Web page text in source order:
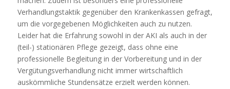
Verhandlungstaktik gegenüber den Krankenkassen gefragt,
um die vorgegebenen Möglichkeiten auch zu nutzen.
Leider hat die Erfahrung sowohl in der AKI als auch in der
(teil-) stationären Pflege gezeigt, dass ohne eine
professionelle Begleitung in der Vorbereitung und in der
Vergütungsverhandlung nicht immer wirtschaftlich
auskömmliche Stundensätze erzielt werden können.